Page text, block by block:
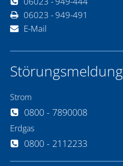
06023 - 949-491
E-Mail
Störungsmeldung
Strom
0800 - 7890008
Erdgas
0800 - 2112233